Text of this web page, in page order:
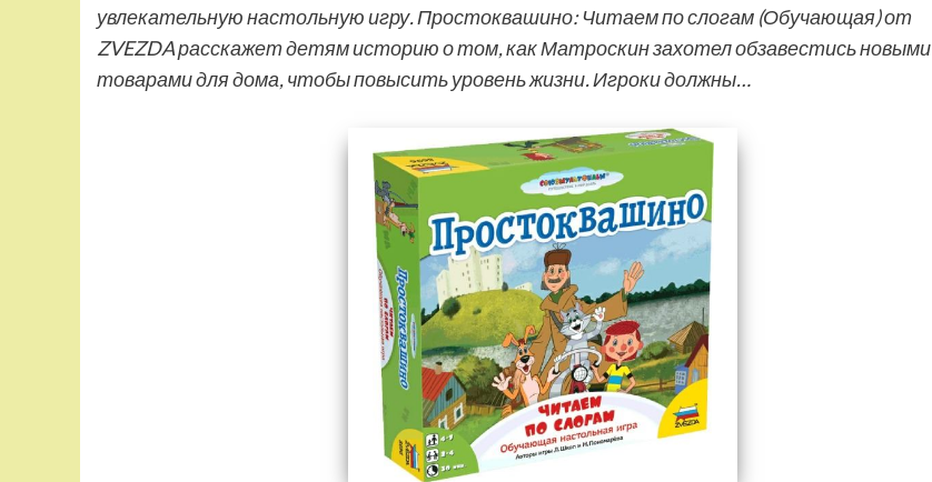
увлекательную настольную игру. Простоквашино: Читаем по слогам (Обучающая) от
ZVEZDA расскажет детям историю о том, как Матроскин захотел обзавестись новыми
товарами для дома, чтобы повысить уровень жизни. Игроки должны…